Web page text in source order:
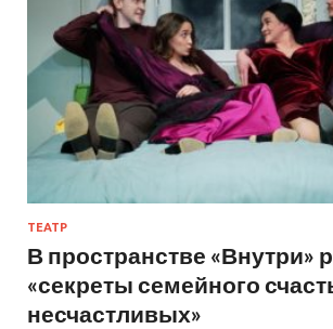
ТЕАТР
В пространстве «Внутри»
«секреты семейного
несчастливых»